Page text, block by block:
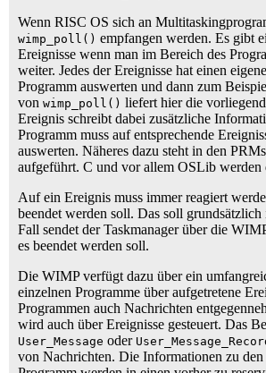
Wenn RISC OS sich an
wimp_poll() empfangen werden. Es gibt
Ereignisse wenn man im Bereich des
weiter. Jedes der Ereignisse hat einen
Programm auswerten und dann zum
von wimp_poll() liefert hier die
Ereignis schreibt dabei zusätzliche
Programm muss auf entsprechende
auswerten. Näheres dazu steht in den
aufgeführt. C und vor allem OSLib werden
Auf ein Ereignis muss immer reagiert
beendet werden soll. Das soll
Fall sendet der Taskmanager über die
es beendet werden soll.
Die WIMP verfügt dazu über ein
einzelnen Programme über aufgetretene
Programmen auch Nachrichten
wird auch über Ereignisse gesteuert. Das
User_Message oder
von Nachrichten. Die Informationen zu